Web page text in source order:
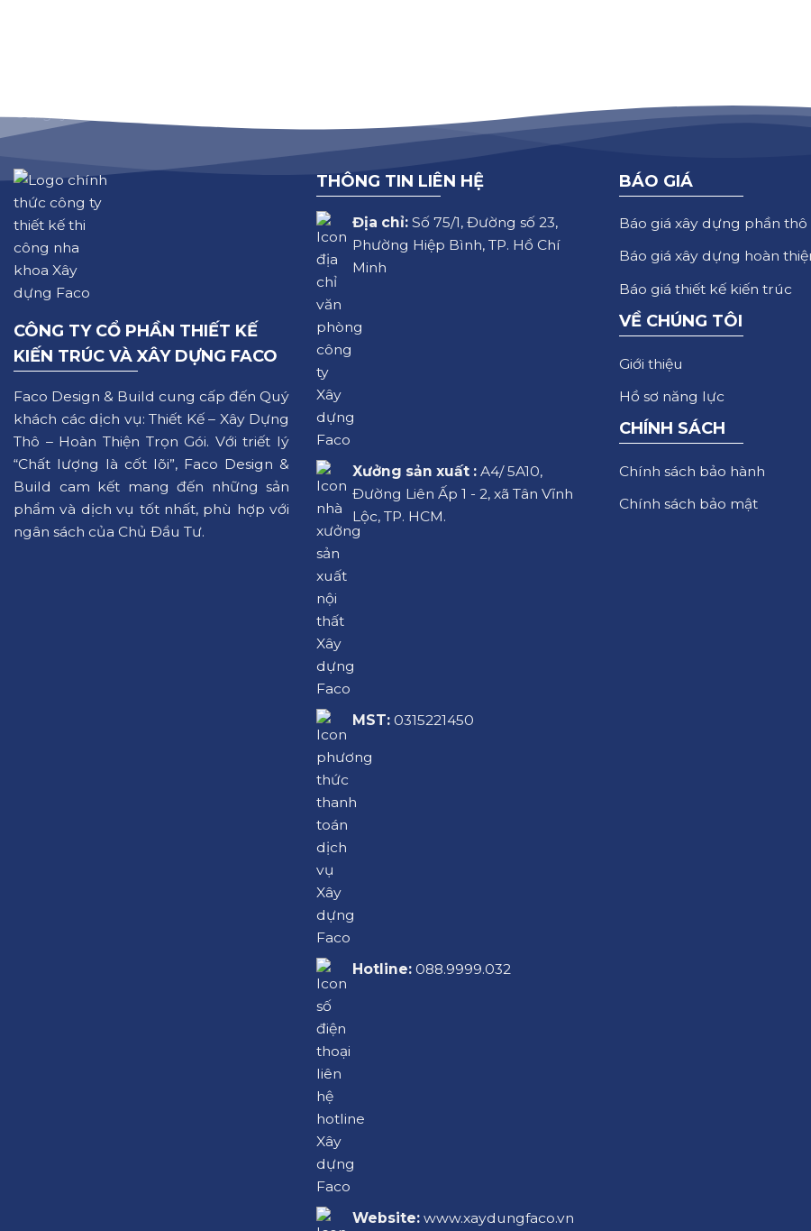
CÔNG TY CỔ PHẦN THIẾT KẾ
KIẾN TRÚC VÀ XÂY DỰNG FACO
Faco Design & Build cung cấp đến Quý
khách các dịch vụ: Thiết Kế – Xây Dựng
Thô – Hoàn Thiện Trọn Gói. Với triết lý
“Chất lượng là cốt lõi”, Faco Design &
Build cam kết mang đến những sản
phẩm và dịch vụ tốt nhất, phù hợp với
ngân sách của Chủ Đầu Tư.
THÔNG TIN LIÊN HỆ
Địa chỉ:Số 75/1, Đường số 23,
Phường Hiệp Bình, TP. Hồ Chí
Minh
Xưởng sản xuất :A4/ 5A10,
Đường Liên Ấp 1 - 2, xã Tân Vĩnh
Lộc, TP. HCM.
MST:0315221450
Hotline: 088.9999.032
Website: www.xaydungfaco.vn
BÁO GIÁ
Báo giá xây dựng phần thô
Báo giá xây dựng hoàn
Báo giá thiết kế kiến trúc
VỀ CHÚNG TÔI
Giới thiệu
Hồ sơ năng lực
CHÍNH SÁCH
Chính sách bảo hành
Chính sách bảo mật